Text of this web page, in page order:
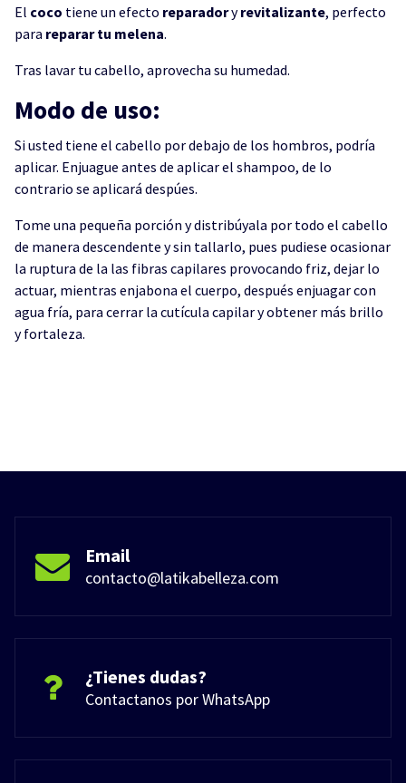
El coco tiene un efecto reparadoryrevitalizante, perfecto
para reparar tu melena.
Tras lavar tu cabello, aprovecha su humedad.
Modo de uso:
Si usted tiene el cabello por debajo de los hombros, podría
aplicar. Enjuague antes de aplicar el shampoo, de lo
contrario se aplicará despúes.
Tome una pequeña porción y distribúyala por todo el cabello
de manera descendente y sin tallarlo, pues pudiese ocasionar
la ruptura de la las fibras capilares provocando friz, dejar lo
actuar, mientras enjabona el cuerpo, después enjuagar con
agua fría, para cerrar la cutícula capilar y obtener más brillo
y fortaleza.
Email
contacto@latikabelleza.com
¿Tienes dudas?
Contactanos por WhatsApp